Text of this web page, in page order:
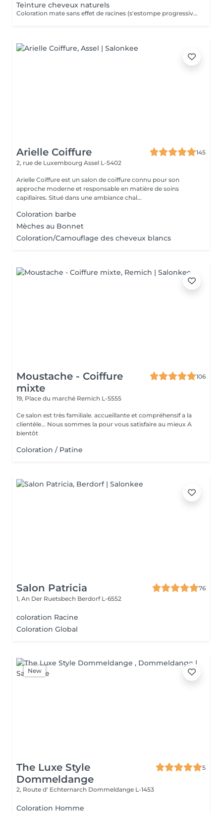
Teinture cheveux naturels
Coloration mate sans effet de racines (s'estompe progressivement)
Arielle Coiffure
145
2, rue de Luxembourg Assel L-5402
Arielle Coiffure est un salon de coiffure connu pour son
approche moderne et responsable en matière de soins
capillaires. Situé dans une ambiance chal...
Coloration barbe
Mèches au Bonnet
Coloration/Camouflage des cheveux blancs
Moustache - Coiffure
mixte
106
19, Place du marché Remich L-5555
Ce salon est très familiale. accueillante et compréhensif a la
clientèle... Nous sommes la pour vous satisfaire au mieux A
bientôt
Coloration / Patine
Salon Patricia
76
1, An Der Ruetsbech Berdorf L-6552
coloration Racine
Coloration Global
New
The Luxe Style
Dommeldange
5
2, Route d' Echternarch Dommeldange L-1453
Coloration Homme